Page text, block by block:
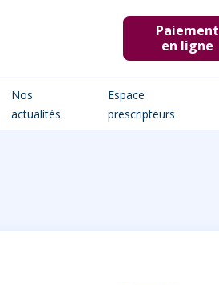
Paiement
en ligne
Nos
actualités
Espace
prescripteurs